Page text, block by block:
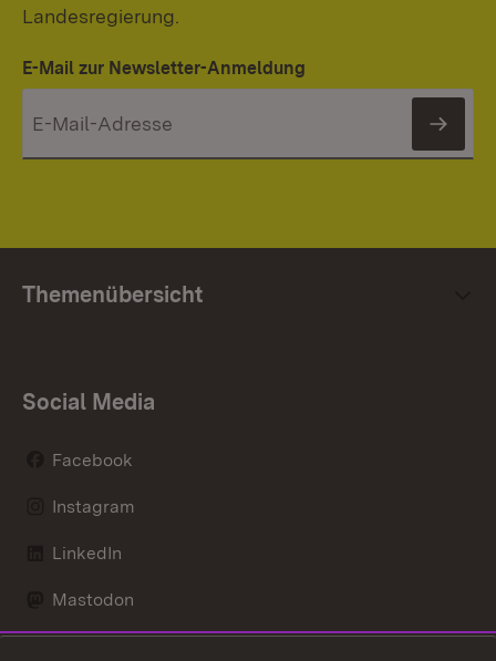
Landesregierung.
E-Mail zur Newsletter-Anmeldung
Themenübersicht
Social Media
Facebook
Instagram
LinkedIn
Mastodon